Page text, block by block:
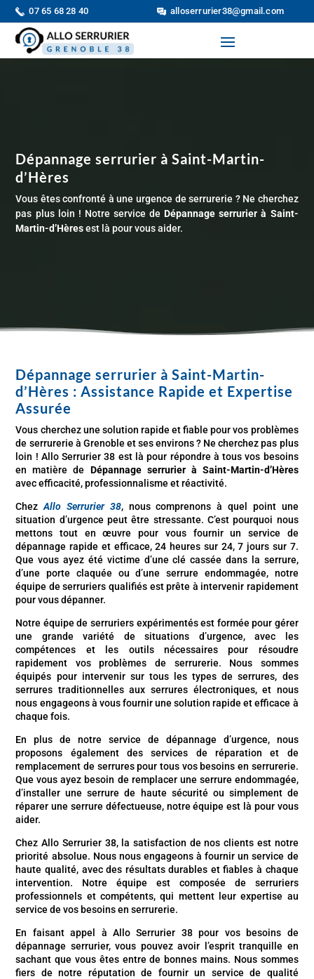
07 65 68 28 40 alloserrurier38@gmail.com
Dépannage serrurier àSaint-Martin-
d’Hères
Vous êtes confronté à une urgence de serrurerie ? Ne cherchez
pas plus loin ! Notre service deDépannage serrurier à Saint-
Martin-d’Hères est là pour vous aider.
Dépannage serrurier àSaint-Martin-
d’Hères : Assistance Rapide et Expertise
Assurée
Vous cherchez une solution rapide et fiable pour vos problèmes
de serrurerie à Grenoble et ses environs ? Ne cherchez pas plus
loin ! Allo Serrurier 38 est là pour répondre à tous vos besoins
en matière de Dépannage serrurier à Saint-Martin-d’Hères
avec efficacité, professionnalisme et réactivité.
ChezAllo Serrurier 38, nous comprenons à quel point une
situation d’urgence peut être stressante. C’est pourquoi nous
mettons tout en œuvre pour vous fournir un service de
dépannage rapide et efficace, 24 heures sur 24, 7 jours sur 7.
Que vous ayez été victime d’une clé cassée dans la serrure,
d’une porte claquée ou d’une serrure endommagée, notre
équipe de serruriers qualifiés est prête à intervenir rapidement
pour vous dépanner.
Notre équipe de serruriers expérimentés est formée pour gérer
une grande variété de situations d’urgence, avec les
compétences et les outils nécessaires pour résoudre
rapidement vos problèmes de serrurerie. Nous sommes
équipés pour intervenir sur tous les types de serrures, des
serrures traditionnelles aux serrures électroniques, et nous
nous engageons à vous fournir une solution rapide et efficace à
chaque fois.
En plus de notre service de dépannage d’urgence, nous
proposons également des services de réparation et de
remplacement de serrures pour tous vos besoins en serrurerie.
Que vous ayez besoin de remplacer une serrure endommagée,
d’installer une serrure de haute sécurité ou simplement de
réparer une serrure défectueuse, notre équipe est là pour vous
aider.
Chez Allo Serrurier 38, la satisfaction de nos clients est notre
priorité absolue. Nous nous engageons à fournir un service de
haute qualité, avec des résultats durables et fiables à chaque
intervention. Notre équipe est composée de serruriers
professionnels et compétents, qui mettent leur expertise au
service de vos besoins en serrurerie.
En faisant appel à Allo Serrurier 38 pour vos besoins de
dépannage serrurier, vous pouvez avoir l’esprit tranquille en
sachant que vous êtes entre de bonnes mains. Nous sommes
fiers de notre réputation de fournir un service de qualité